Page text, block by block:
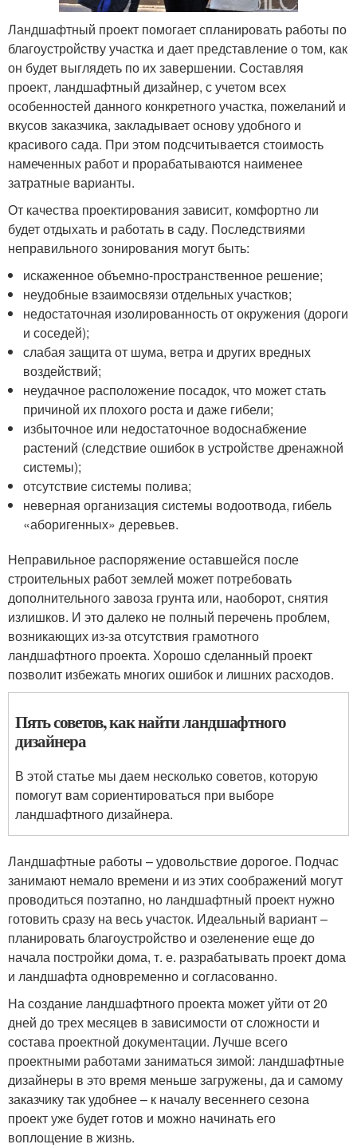
Ландшафтный проект помогает спланировать работы по
благоустройству участка и дает представление о том, как
он будет выглядеть по их завершении. Составляя
проект, ландшафтный дизайнер, с учетом всех
особенностей данного конкретного участка, пожеланий и
вкусов заказчика, закладывает основу удобного и
красивого сада. При этом подсчитывается стоимость
намеченных работ и прорабатываются наименее
затратные варианты.
От качества проектирования зависит, комфортно ли
будет отдыхать и работать в саду. Последствиями
неправильного зонирования могут быть:
искаженное объемно-пространственное решение;
неудобные взаимосвязи отдельных участков;
недостаточная изолированность от окружения (дороги
и соседей);
слабая защита от шума, ветра и других вредных
воздействий;
неудачное расположение посадок, что может стать
причиной их плохого роста и даже гибели;
избыточное или недостаточное водоснабжение
растений (следствие ошибок в устройстве дренажной
системы);
отсутствие системы полива;
неверная организация системы водоотвода, гибель
«аборигенных» деревьев.
Неправильное распоряжение оставшейся после
строительных работ землей может потребовать
дополнительного завоза грунта или, наоборот, снятия
излишков. И это далеко не полный перечень проблем,
возникающих из-за отсутствия грамотного
ландшафтного проекта. Хорошо сделанный проект
позволит избежать многих ошибок и лишних расходов.
Пять советов, как найти ландшафтного
дизайнера
В этой статье мы даем несколько советов, которую
помогут вам сориентироваться при выборе
ландшафтного дизайнера.
Ландшафтные работы – удовольствие дорогое. Подчас
занимают немало времени и из этих соображений могут
проводиться поэтапно, но ландшафтный проект нужно
готовить сразу на весь участок. Идеальный вариант –
планировать благоустройство и озеленение еще до
начала постройки дома, т. е. разрабатывать проект дома
и ландшафта одновременно и согласованно.
На создание ландшафтного проекта может уйти от 20
дней до трех месяцев в зависимости от сложности и
состава проектной документации. Лучше всего
проектными работами заниматься зимой: ландшафтные
дизайнеры в это время меньше загружены, да и самому
заказчику так удобнее – к началу весеннего сезона
проект уже будет готов и можно начинать его
воплощение в жизнь.